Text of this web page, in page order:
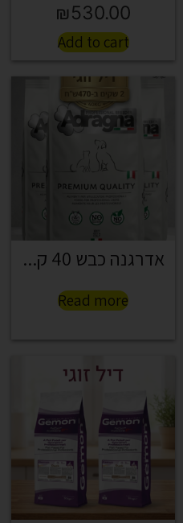
₪530.00
Add to cart
אדרגנה כבש 40 ק...
Read more